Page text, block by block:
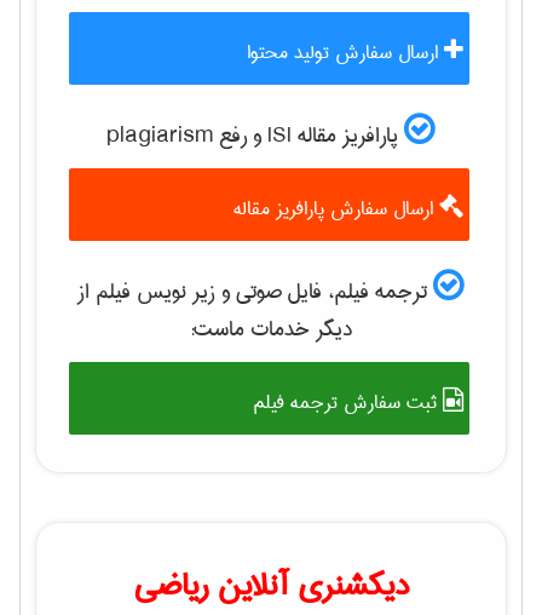
ارسال سفارش تولید محتوا
پارافریز مقاله ISI و رفع plagiarism
ارسال سفارش پارافریز مقاله
ترجمه فیلم، فایل صوتی و زیر نویس فیلم از
دیگر خدمات ماست:
ثبت سفارش ترجمه فیلم
دیکشنری آنلاین ریاضی